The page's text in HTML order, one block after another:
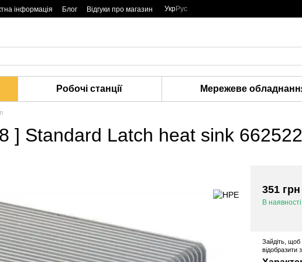
інформація Блог Відгуки про магазин УкрРус
Робочі станції Мережеве
] Standard Latch heat sink
351 грн
В наявності
Зайдіть , щоб
відобразити